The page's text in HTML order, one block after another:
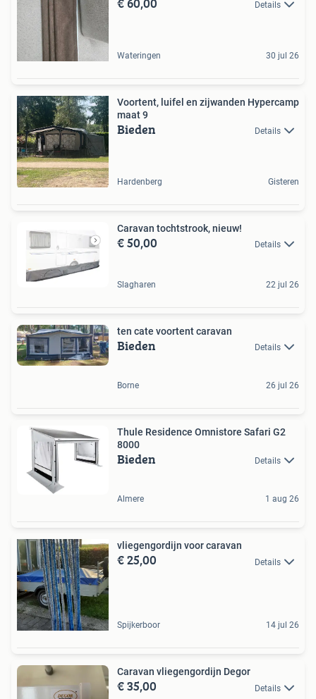
Details
Wateringen 30 jul 26
Voortent, luifel en zijwanden Hypercamp
maat 9
Bieden Details
Hardenberg Gisteren
Caravan tochtstrook, nieuw!
€ 50,00 Details
Slagharen 22 jul 26
ten cate voortent caravan
Bieden Details
Borne 26 jul 26
Thule Residence Omnistore Safari G2
8000
Bieden Details
Almere 1 aug 26
vliegengordijn voor caravan
€ 25,00 Details
Spijkerboor 14 jul 26
Caravan vliegengordijn Degor
€ 35,00 Details